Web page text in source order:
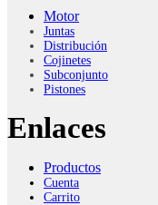
Motor
Juntas
Distribución
Cojinetes
Subconjunto
Pistones
Enlaces
Productos
Cuenta
Carrito